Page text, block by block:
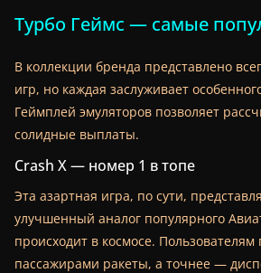
Турбо Геймс — самые
В коллекции бренда представлено
игр, но каждая заслуживает
Геймплей эмуляторов позволяет
солидные выплаты.
Crash X — номер 1 в топе
Эта азартная игра, по сути,
улучшенный аналог популярного
происходит в космосе. Пользователям
пассажирами ракеты, а точнее —